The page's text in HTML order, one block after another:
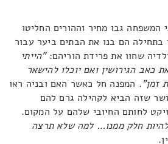
המשפחה גבו מחיר וההורים החליטו
בתחילה הם בנו את הבתים ביער עבור
שחוו את פרידת הוריהם:"הייתי
הגירושין ואם יוכלו להישאר
זמן". המפנה חל כאשר האם ובניה ראו
שזה הביא לקהילה גרם להם
לחותם החיובי שלהם על המקום.
חלק ממנו… למה שלא תרצה